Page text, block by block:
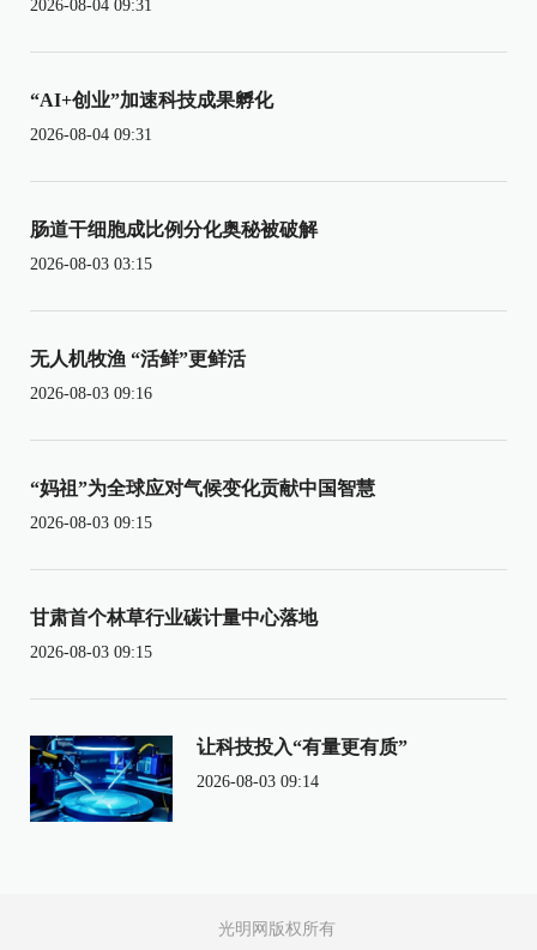
2026-08-04 09:31
“AI+创业”加速科技成果孵化
2026-08-04 09:31
肠道干细胞成比例分化奥秘被破解
2026-08-03 03:15
无人机牧渔 “活鲜”更鲜活
2026-08-03 09:16
“妈祖”为全球应对气候变化贡献中国智慧
2026-08-03 09:15
甘肃首个林草行业碳计量中心落地
2026-08-03 09:15
让科技投入“有量更有质”
2026-08-03 09:14
光明网版权所有